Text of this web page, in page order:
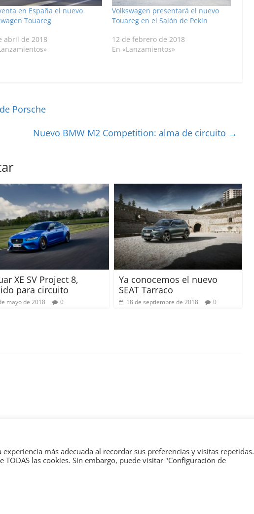
en España el nuevo
Touareg
abril de 2018
Volkswagen presentará el nuevo
Touareg en el Salón de Pekín
12 de febrero de 2018
En «Lanzamientos»
Porsche
Nuevo BMW M2 Competition: alma de circuito →
XE SV Project 8,
para circuito
mayo de 2018 0
Ya conocemos el nuevo
SEAT Tarraco
18 de septiembre de 2018 0
más adecuada al recordar sus preferencias y visitas repetidas.
las cookies. Sin embargo, puede visitar "Configuración de